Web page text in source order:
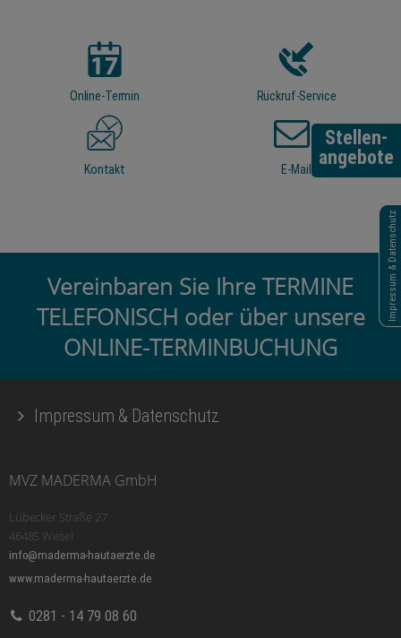
Impressum & Datenschutz
Stellen-
angebote
Online-Termin Rückruf-Service
Kontakt E-Mail
Vereinbaren Sie Ihre TERMINE
TELEFONISCH oder über unsere
ONLINE-TERMINBUCHUNG
Impressum & Datenschutz
MVZ MADERMA GmbH
Lübecker Straße 27
46485 Wesel
info@maderma-hautaerzte.de
www.maderma-hautaerzte.de
0281 - 14 79 08 60